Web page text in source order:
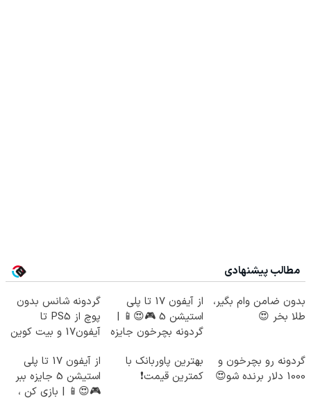
مطالب پیشنهادی
بدون ضامن وام بگیر،
طلا بخر 😍
از آیفون 17 تا پلی
استیشن 5 🎮😍📱 |
گردونه بچرخون جایزه
گردونه شانس بدون
پوچ از PS5 تا
آیفون17 و بیت کوین
گردونه رو بچرخون و
1000 دلار برنده شو😍
بهترین پاوربانک با
کمترین قیمت❗
از آیفون 17 تا پلی
استیشن 5 جایزه ببر
🎮😍📱 | بازی کن ،